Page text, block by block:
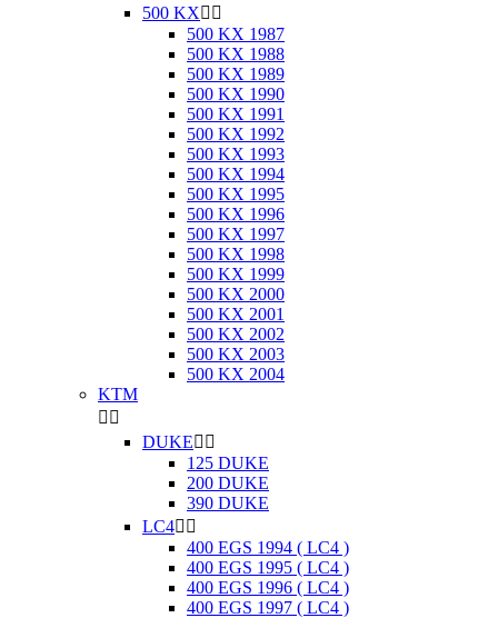
500 KX 
500 KX 1987
500 KX 1988
500 KX 1989
500 KX 1990
500 KX 1991
500 KX 1992
500 KX 1993
500 KX 1994
500 KX 1995
500 KX 1996
500 KX 1997
500 KX 1998
500 KX 1999
500 KX 2000
500 KX 2001
500 KX 2002
500 KX 2003
500 KX 2004
KTM
 
DUKE 
125 DUKE
200 DUKE
390 DUKE
LC4 
400 EGS 1994 ( LC4 )
400 EGS 1995 ( LC4 )
400 EGS 1996 ( LC4 )
400 EGS 1997 ( LC4 )